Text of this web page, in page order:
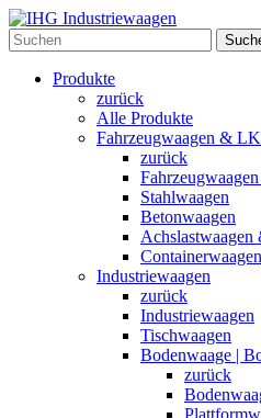
Produkte
zurück
Alle Produkte
Fahrzeugwaagen &
zurück
Stahlwaagen
Betonwaagen
Achslastwaagen
Containerwaagen
Industriewaagen
zurück
Industriewaagen
Tischwaagen
Bodenwaage |
zurück